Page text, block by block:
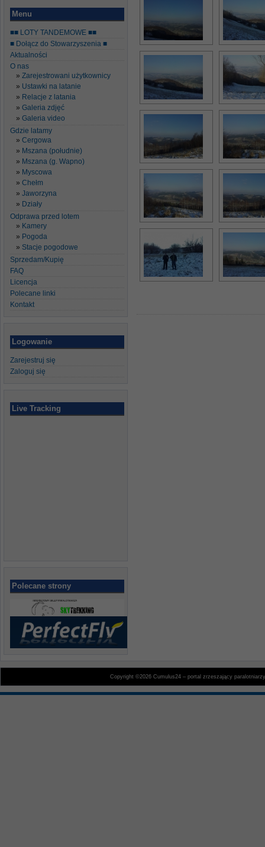
Menu
■■ LOTY TANDEMOWE ■■
■ Dołącz do Stowarzyszenia ■
Aktualności
O nas
Zarejestrowani użytkownicy
Ustawki na latanie
Relacje z latania
Galeria zdjęć
Galeria video
Gdzie latamy
Cergowa
Mszana (południe)
Mszana (g. Wapno)
Myscowa
Chełm
Jaworzyna
Działy
Odprawa przed lotem
Kamery
Pogoda
Stacje pogodowe
Sprzedam/Kupię
FAQ
Licencja
Polecane linki
Kontakt
Logowanie
Zarejestruj się
Zaloguj się
Live Tracking
Polecane strony
Copyright ©2026 Cumulus24 – portal zrzeszający